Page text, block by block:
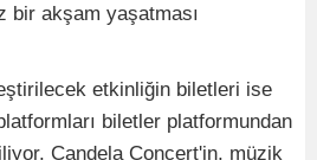
bir akşam yaşatması
etkinliğin biletleri ise
biletler platformundan
Candela Concert'in, müzik